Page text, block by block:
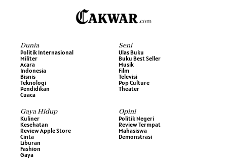
Dunia
Politik Internasional
Militer
Acara
Indonesia
Bisnis
Teknologi
Pendidikan
Cuaca
Seni
Ulas Buku
Buku Best Seller
Musik
Film
Televisi
Pop Culture
Theater
Gaya Hidup
Kuliner
Kesehatan
Review Apple Store
Cinta
Liburan
Fashion
Gaya
Opini
Politik Negeri
Review Termpat
Mahasiswa
Demonstrasi